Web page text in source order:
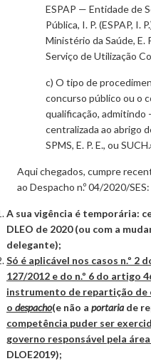
ESPAP — Entidade de
Pública, I. P. (ESPAP, I.
Ministério da Saúde, E.
Serviço de Utilização
c) O tipo de
concurso público ou o
qualificação, admitindo
centralizada ao abrigo
SPMS, E. P. E., ou
Aqui chegados, cumpre
ao Despacho n.º 04/2020/SES:
A sua vigência é temporária:
DLEO de 2020 (ou com a
delegante);
Só é aplicável nos casos n.º 2
127/2012 e do n.º 6 do artigo
instrumento de repartição de
o despacho(e não a portaria de
competência puder ser
governo responsável pela
DLOE2019);